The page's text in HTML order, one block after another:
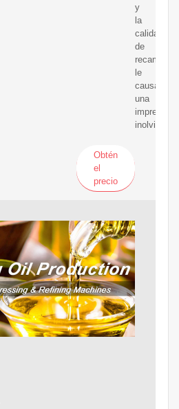
y
la
calidad
de
recambios
le
causará
una
impresión
inolvidable
Obtén
el
precio